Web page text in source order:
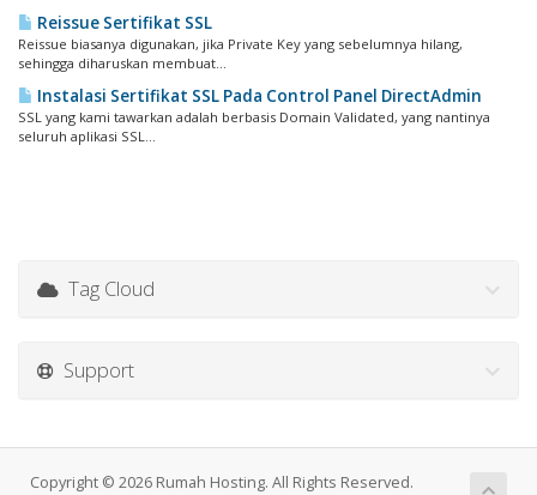
Reissue Sertifikat SSL
Reissue biasanya digunakan, jika Private Key yang sebelumnya hilang,
sehingga diharuskan membuat...
Instalasi Sertifikat SSL Pada Control Panel DirectAdmin
SSL yang kami tawarkan adalah berbasis Domain Validated, yang nantinya
seluruh aplikasi SSL...
Tag Cloud
Support
Copyright © 2026 Rumah Hosting. All Rights Reserved.